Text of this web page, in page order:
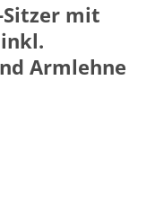
Sitzer mit
Armlehne